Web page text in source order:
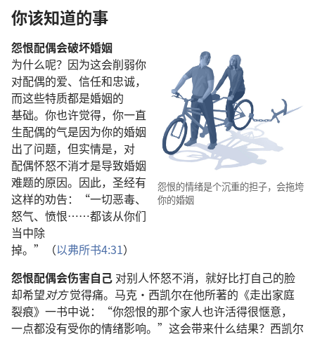
你该知道的事
怨恨的情绪是个沉重的担子， 会拖垮
你的婚姻
怨恨配偶会破坏婚姻
为什么呢？ 因为这会削弱你
对配偶的爱、 信任和忠诚，
而这些特质都是婚姻的
基础。 你也许觉得， 你一直
生配偶的气是因为你的婚姻
出了问题， 但实情是， 对
配偶怀怒不消才是导致婚姻
难题的原因。 因此， 圣经有
这样的劝告：“一切恶毒、
怒气、 愤恨……都该从你们
当中除
掉。”（以弗所书4:31）
怨恨配偶会伤害自己 对别人怀怒不消， 就好比打自己的脸
却希望对方觉得痛。 马克 · 西凯尔在他所著的 《走出家庭
裂痕》 一书中说：“你怨恨的那个家人也许活得很惬意，
一点都没有受你的情绪影响。” 这会带来什么结果？ 西凯尔